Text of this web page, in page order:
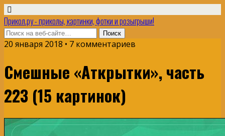
Прикол.ру - приколы, картинки, фотки и розыгрыши!
20 января 2018 • 7 комментариев
Смешные «Аткрытки», часть
223 (15 картинок)